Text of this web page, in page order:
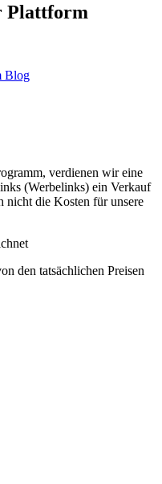
Plattform
Blog
verdienen wir eine
(Werbelinks) ein Verkauf
nicht die Kosten für unsere
den tatsächlichen Preisen